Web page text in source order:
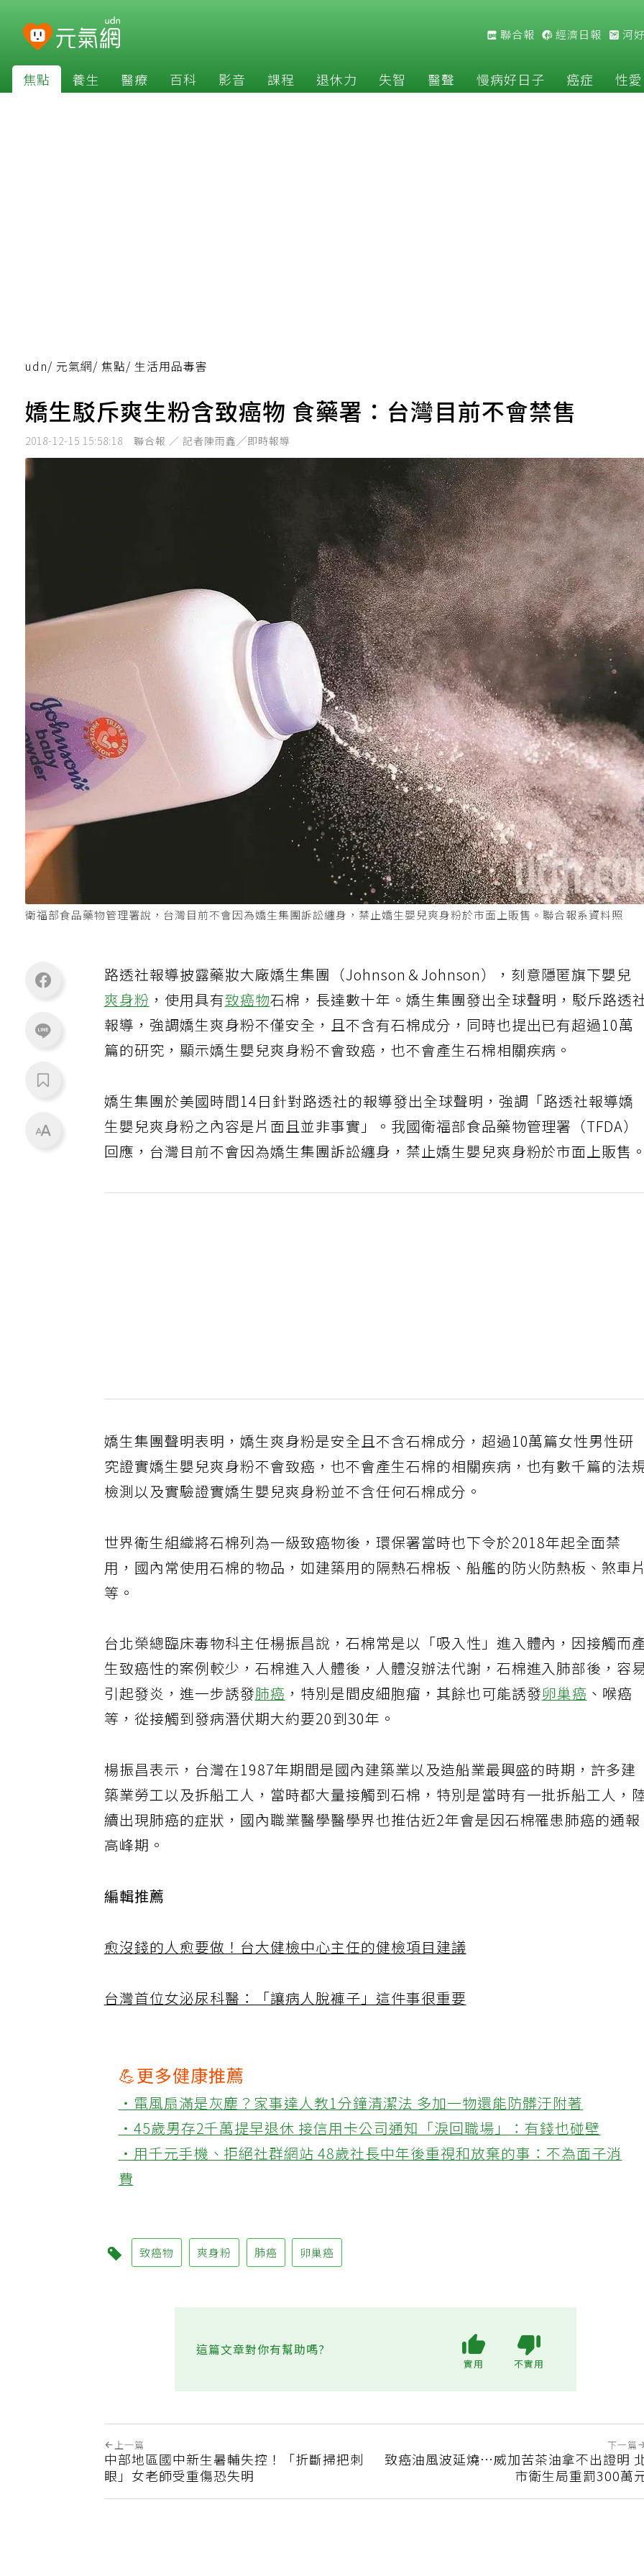
聯合報 經濟日報 河
焦點 養生 醫療 百科 影音 課程 退休力 失智 醫聲 慢病好日子 癌症 性愛
udn/ 元氣網/ 焦點/ 生活用品毒害
嬌生駁斥爽生粉含致癌物 食藥署：台灣目前不會禁售
2018-12-15 15:58:18 聯合報 ／ 記者陳雨鑫╱即時報導
衛福部食品藥物管理署說，台灣目前不會因為嬌生集團訴訟纏身，禁止嬌生嬰兒爽身粉於市面上販售。聯合報系資料照
路透社報導披露藥妝大廠嬌生集團（Johnson＆Johnson），刻意隱匿旗下嬰兒
爽身粉 ，使用具有致癌物石棉，長達數十年。嬌生集團發出全球聲明，駁斥路透
報導，強調嬌生爽身粉不僅安全，且不含有石棉成分，同時也提出已有超過10萬
篇的研究，顯示嬌生嬰兒爽身粉不會致癌，也不會產生石棉相關疾病。
嬌生集團於美國時間14日針對路透社的報導發出全球聲明，強調「路透社報導嬌
生嬰兒爽身粉之內容是片面且並非事實」。我國衛福部食品藥物管理署（TFDA）
回應，台灣目前不會因為嬌生集團訴訟纏身，禁止嬌生嬰兒爽身粉於市面上販售。
嬌生集團聲明表明，嬌生爽身粉是安全且不含石棉成分，超過10萬篇女性男性研
究證實嬌生嬰兒爽身粉不會致癌，也不會產生石棉的相關疾病，也有數千篇的法
檢測以及實驗證實嬌生嬰兒爽身粉並不含任何石棉成分。
世界衛生組織將石棉列為一級致癌物後，環保署當時也下令於2018年起全面禁
用，國內常使用石棉的物品，如建築用的隔熱石棉板、船艦的防火防熱板、煞車片
等。
台北榮總臨床毒物科主任楊振昌說，石棉常是以「吸入性」進入體內，因接觸而
生致癌性的案例較少，石棉進入人體後，人體沒辦法代謝，石棉進入肺部後，容
引起發炎，進一步誘發肺癌 ，特別是間皮細胞瘤，其餘也可能誘發卵巢癌 、喉癌
等，從接觸到發病潛伏期大約要20到30年。
楊振昌表示，台灣在1987年期間是國內建築業以及造船業最興盛的時期，許多建
築業勞工以及拆船工人，當時都大量接觸到石棉，特別是當時有一批拆船工人，
續出現肺癌的症狀，國內職業醫學醫學界也推估近2年會是因石棉罹患肺癌的通報
高峰期。
編輯推薦
愈沒錢的人愈要做！台大健檢中心主任的健檢項目建議
台灣首位女泌尿科醫：「讓病人脫褲子」這件事很重要
💪更多健康推薦
‧電風扇滿是灰塵？家事達人教1分鐘清潔法 多加一物還能防髒汙附著
‧45歲男存2千萬提早退休 接信用卡公司通知「淚回職場」：有錢也碰壁
‧用千元手機、拒絕社群網站 48歲社長中年後重視和放棄的事：不為面子消
費
致癌物 爽身粉 肺癌 卵巢癌
這篇文章對你有幫助嗎?
上一篇
中部地區國中新生暑輔失控！「折斷掃把刺
眼」女老師受重傷恐失明
下一篇
致癌油風波延燒…威加苦茶油拿不出證明
市衛生局重罰300萬